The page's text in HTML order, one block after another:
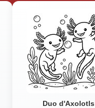
Duo d'Axolotls